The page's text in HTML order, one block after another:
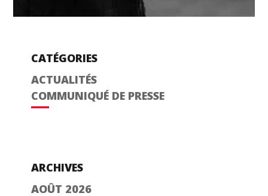
CATÉGORIES
ACTUALITÉS
COMMUNIQUÉ DE PRESSE
ARCHIVES
AOÛT 2026